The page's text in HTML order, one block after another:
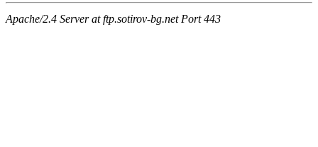
Apache/2.4 Server at ftp.sotirov-bg.net Port 443